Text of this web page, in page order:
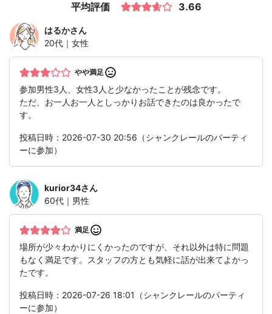
平均評価 3.66
はるかさん
20代｜女性
やや満足
参加男性3人、女性3人と少なかったことが残念です。
ただ、お一人お一人としっかりお話できたのは良かったで
す。
投稿日時：2026-07-30 20:56（シャンクレールのパーティ
ーに参加）
kurior34さん
60代｜男性
満足
場所が少々わかりにくかったのですが、それ以外は特に問題
もなく満足です。スタッフの方とも気軽に話が出来てよかっ
たです。
投稿日時：2026-07-26 18:01（シャンクレールのパーティ
ーに参加）